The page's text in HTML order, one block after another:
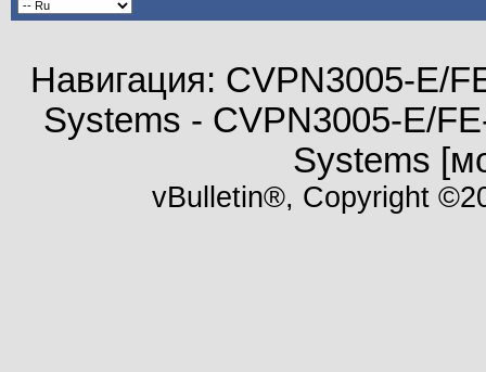
Навигация: CVPN3005-E/
Systems - CVPN3005-E/
Systems
vBulletin®, Copyright